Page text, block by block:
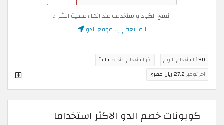
انسخ الكود واستخدمه عند انهاء عملية الشراء
المتابعة إلى موقع الدو
190 استخدام اليوم اخر استخدام منذ 6 ساعة
اخر توفير 27.2 ريال قطري
كوبونات خصم الدو الاكثر استخداما